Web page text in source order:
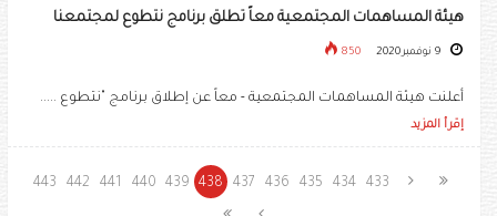
هيئة المساهمات المجتمعية معاً تطلق برنامج نتطوع لمجتمعنا
850
أعلنت هيئة المساهمات المجتمعية - معاً عن إطلاق برنامج "نتطوع .....
إقرأ المزيد
433
434
435
436
437
438
439
440
441
442
443